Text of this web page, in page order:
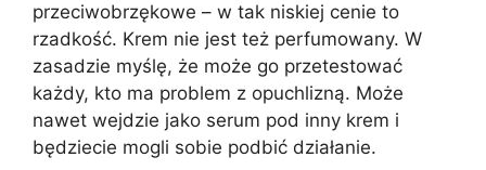
przeciwobrzękowe – w tak niskiej cenie to
rzadkość. Krem nie jest też perfumowany. W
zasadzie myślę, że może go przetestować
każdy, kto ma problem z opuchlizną. Może
nawet wejdzie jako serum pod inny krem i
będziecie mogli sobie podbić działanie.